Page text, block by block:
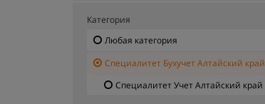
Категория
Любая категория
Специалитет Бухучет Алтайский край
Специалитет Учет Алтайский край